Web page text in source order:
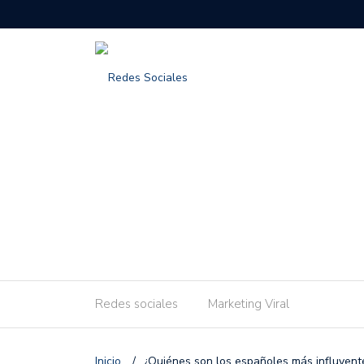
Redes sociales Marketing Viral